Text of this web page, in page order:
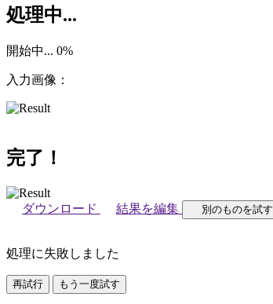
処理中...
開始中... 0%
入力画像：
完了！
ダウンロード 結果を編集 別のものを試す
処理に失敗しました
再試行 もう一度試す